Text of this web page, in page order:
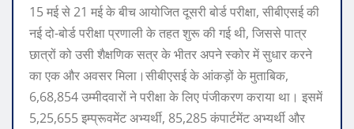
15 मई से 21 मई के बीच आयोजित दूसरी बोर्ड परीक्षा, सीबीएसई की
नई दो-बोर्ड परीक्षा प्रणाली के तहत शुरू की गई थी, जिससे पात्र
छात्रों को उसी शैक्षणिक सत्र के भीतर अपने स्कोर में सुधार करने
का एक और अवसर मिला।सीबीएसई के आंकड़ों के मुताबिक,
6,68,854 उम्मीदवारों ने परीक्षा के लिए पंजीकरण कराया था। इसमें
5,25,655 इम्प्रूवमेंट अभ्यर्थी, 85,285 कंपार्टमेंट अभ्यर्थी और